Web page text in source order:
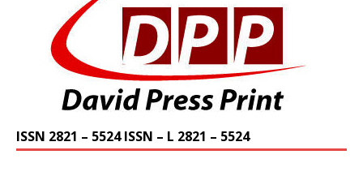
ISSN 2821 – 5524 ISSN – L 2821 – 5524